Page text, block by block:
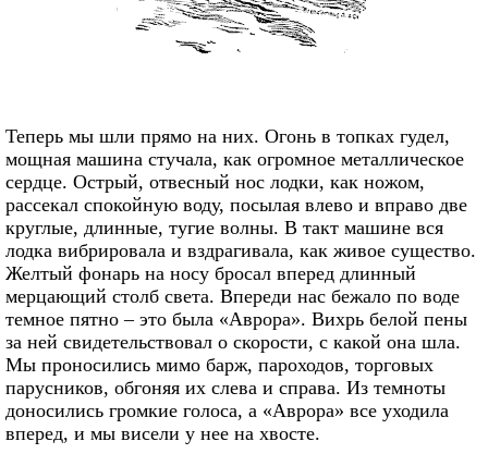
Теперь мы шли прямо на них. Огонь в топках гудел,
мощная машина стучала, как огромное металлическое
сердце. Острый, отвесный нос лодки, как ножом,
рассекал спокойную воду, посылая влево и вправо две
круглые, длинные, тугие волны. В такт машине вся
лодка вибрировала и вздрагивала, как живое существо.
Желтый фонарь на носу бросал вперед длинный
мерцающий столб света. Впереди нас бежало по воде
темное пятно – это была «Аврора». Вихрь белой пены
за ней свидетельствовал о скорости, с какой она шла.
Мы проносились мимо барж, пароходов, торговых
парусников, обгоняя их слева и справа. Из темноты
доносились громкие голоса, а «Аврора» все уходила
вперед, и мы висели у нее на хвосте.